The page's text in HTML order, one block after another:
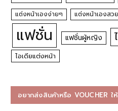
แต่งหน้าเองง่ายๆ แต่งหน้าเองสว
แฟชั่น แฟชั่นผู้หญิง
ไอเดียแต่งหน้า
อยากส่งสินค้าหรือ VOUCHER ใ